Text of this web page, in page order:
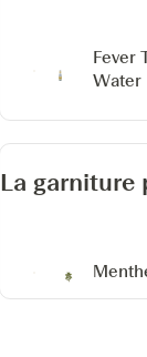
Fever
Water
La garniture